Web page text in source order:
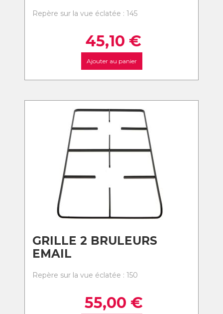
Repère sur la vue éclatée : 145
45,10 €
Ajouter au panier
GRILLE 2 BRULEURS
EMAIL
Repère sur la vue éclatée : 150
55,00 €